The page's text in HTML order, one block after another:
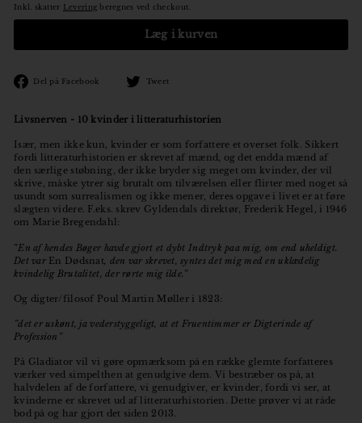
Inkl. skatter Levering beregnes ved checkout.
Læg i kurven
Del på Facebook
Den
Tweet
Livsnerven - 10 kvinder i litteraturhistorien
Især, men ikke kun, kvinder er som forfattere et overset folk. Sikkert
fordi litteraturhistorien er skrevet af mænd, og det endda mænd af
den særlige støbning, der ikke bryder sig meget om kvinder, der vil
skrive, måske ytrer sig brutalt om tilværelsen eller flirter med noget så
usundt som surrealismen og ikke mener, deres opgave i livet er at føre
slægten videre. F.eks. skrev Gyldendals direktør, Frederik Hegel, i 1946
om Marie Bregendahl:
”En af hendes Bøger havde gjort et dybt Indtryk paa mig, om end uheldigt.
Det var En Dødsnat , den var skrevet, syntes det mig med en uklædelig
kvindelig Brutalitet, der rørte mig ilde.”
Og digter/filosof Poul Martin Møller i 1823:
”det er uskønt, ja vederstyggeligt, at et Fruentimmer er Digterinde af
Profession”
På Gladiator vil vi gøre opmærksom på en række glemte forfatteres
værker ved simpelthen at genudgive dem. Vi bestræber os på, at
halvdelen af de forfattere, vi genudgiver, er kvinder, fordi vi ser, at
kvinderne er skrevet ud af litteraturhistorien. Dette prøver vi at råde
bod på og har gjort det siden 2013.